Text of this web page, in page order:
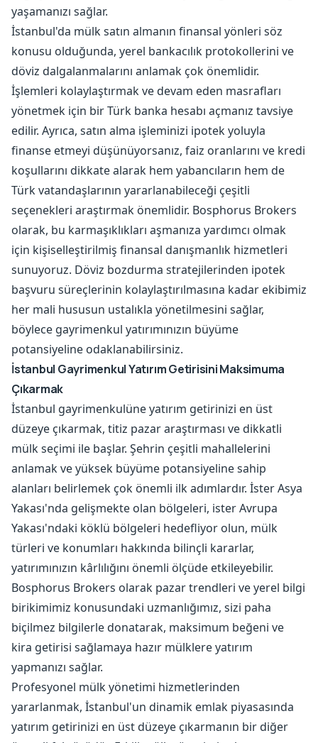
yaşamanızı sağlar.
İstanbul'da mülk satın almanın finansal yönleri söz
konusu olduğunda, yerel bankacılık protokollerini ve
döviz dalgalanmalarını anlamak çok önemlidir.
İşlemleri kolaylaştırmak ve devam eden masrafları
yönetmek için bir Türk banka hesabı açmanız tavsiye
edilir. Ayrıca, satın alma işleminizi ipotek yoluyla
finanse etmeyi düşünüyorsanız, faiz oranlarını ve kredi
koşullarını dikkate alarak hem yabancıların hem de
Türk vatandaşlarının yararlanabileceği çeşitli
seçenekleri araştırmak önemlidir. Bosphorus Brokers
olarak, bu karmaşıklıkları aşmanıza yardımcı olmak
için kişiselleştirilmiş finansal danışmanlık hizmetleri
sunuyoruz. Döviz bozdurma stratejilerinden ipotek
başvuru süreçlerinin kolaylaştırılmasına kadar ekibimiz
her mali hususun ustalıkla yönetilmesini sağlar,
böylece gayrimenkul yatırımınızın büyüme
potansiyeline odaklanabilirsiniz.
İstanbul Gayrimenkul Yatırım Getirisini Maksimuma
Çıkarmak
İstanbul gayrimenkulüne yatırım getirinizi en üst
düzeye çıkarmak, titiz pazar araştırması ve dikkatli
mülk seçimi ile başlar. Şehrin çeşitli mahallelerini
anlamak ve yüksek büyüme potansiyeline sahip
alanları belirlemek çok önemli ilk adımlardır. İster Asya
Yakası'nda gelişmekte olan bölgeleri, ister Avrupa
Yakası'ndaki köklü bölgeleri hedefliyor olun, mülk
türleri ve konumları hakkında bilinçli kararlar,
yatırımınızın kârlılığını önemli ölçüde etkileyebilir.
Bosphorus Brokers olarak pazar trendleri ve yerel bilgi
birikimimiz konusundaki uzmanlığımız, sizi paha
biçilmez bilgilerle donatarak, maksimum beğeni ve
kira getirisi sağlamaya hazır mülklere yatırım
yapmanızı sağlar.
Profesyonel mülk yönetimi hizmetlerinden
yararlanmak, İstanbul'un dinamik emlak piyasasında
yatırım getirinizi en üst düzeye çıkarmanın bir diğer